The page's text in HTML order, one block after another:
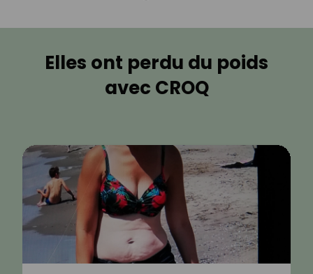
Elles ont perdu du poids
avec CROQ